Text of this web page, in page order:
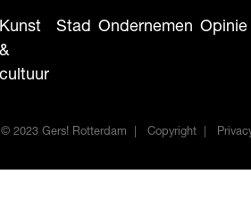
Kunst
&
cultuur
Stad Ondernemen Opinie
© 2023 Gers! Rotterdam Copyright